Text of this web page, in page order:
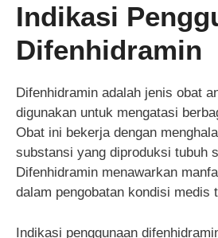
Indikasi
Difenhidramin
Difenhidramin adalah jenis obat
digunakan untuk mengatasi
Obat ini bekerja dengan
substansi yang diproduksi tubuh
Difenhidramin menawarkan
dalam pengobatan kondisi medis
Indikasi penggunaan